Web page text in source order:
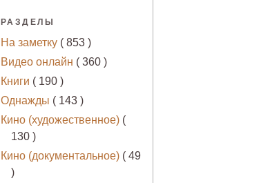
РАЗДЕЛЫ
На заметку ( 853 )
Видео онлайн ( 360 )
Книги ( 190 )
Однажды ( 143 )
Кино (художественное) (
130 )
Кино (документальное) ( 49
)